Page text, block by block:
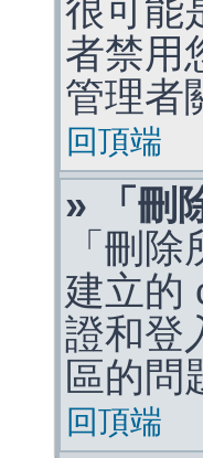
很可能
者禁用
管理者
回頂端
» 「刪
「刪
建立的
證和登
區的問
回頂端